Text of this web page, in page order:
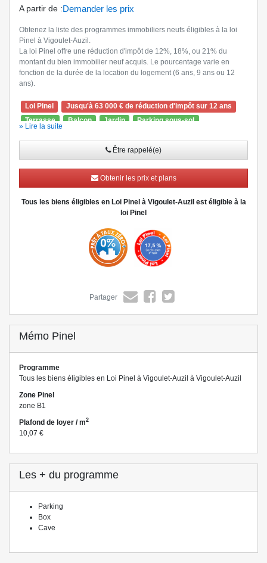
A partir de :Demander les prix
Obtenez la liste des programmes immobiliers neufs éligibles à la loi
Pinel à Vigoulet-Auzil.
La loi Pinel offre une réduction d'impôt de 12%, 18%, ou 21% du
montant du bien immobilier neuf acquis. Le pourcentage varie en
fonction de la durée de la location du logement (6 ans, 9 ans ou 12
ans).
Loi Pinel
Jusqu'à 63 000 € de réduction d'impôt sur 12 ans
Terrasse
Balcon Jardin
Parking sous-sol
» Lire la suite
Être rappelé(e)
Obtenir les prix et plans
Tous les biens éligibles en Loi Pinel à Vigoulet-Auzil est éligible à la
loi Pinel
Partager
Mémo Pinel
Programme
Tous les biens éligibles en Loi Pinel à Vigoulet-Auzil à Vigoulet-Auzil
Zone Pinel
zone B1
Plafond de loyer / m2
10,07 €
Les + du programme
Parking
Box
Cave